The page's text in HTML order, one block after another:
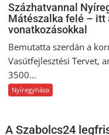
Százhatvannal
Mátészalka felé – itt
vonatkozásokkal
Bemutatta szerdán a
Vasútfejlesztési Tervet,
3500...
Nyíregyháza
A Szabolcs24